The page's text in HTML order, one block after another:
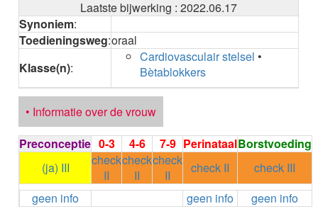
AFLIBERCEPT parenteraal
AFLIBERCEPT intravitreaal
AGALSIDASE bèta
AGOMELATINE
ALBIGLUTIDE
ALBUTREPENONACOG ALFA
Stollingsfactor IX; Factor IX
ALCOHOL
ETHANOL
ALECTINIB
ALEMTUZUMAB
Laatste bijwerking : 2022.06.17
Synoniem:
Toedieningsweg:oraal
Klasse(n):
Cardiovasculair stelsel •
Bètablokkers
• Informatie over de vrouw
Preconceptie 0-3 4-6 7-9 PerinataalBorstvoeding
(ja) III
check
II
check
II
check
II
check II
check III
geen info
geen info
geen info